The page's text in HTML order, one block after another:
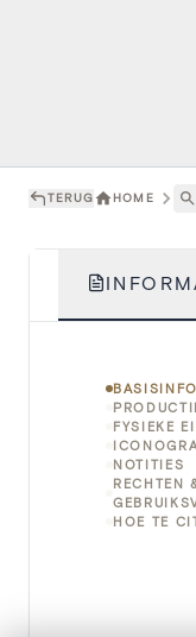
TERUG HOME
FYSIEKE
NOTITIES
RECHTEN
HOE TE